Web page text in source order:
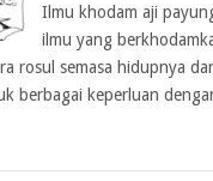
Ilmu khodam aji
ilmu yang
rosul semasa hidupnya
berbagai keperluan